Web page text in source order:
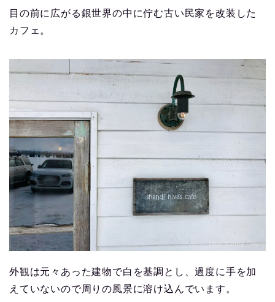
目の前に広がる銀世界の中に佇む古い民家を改装した
カフェ。
外観は元々あった建物で白を基調とし、過度に手を加
えていないので周りの風景に溶け込んでいます。